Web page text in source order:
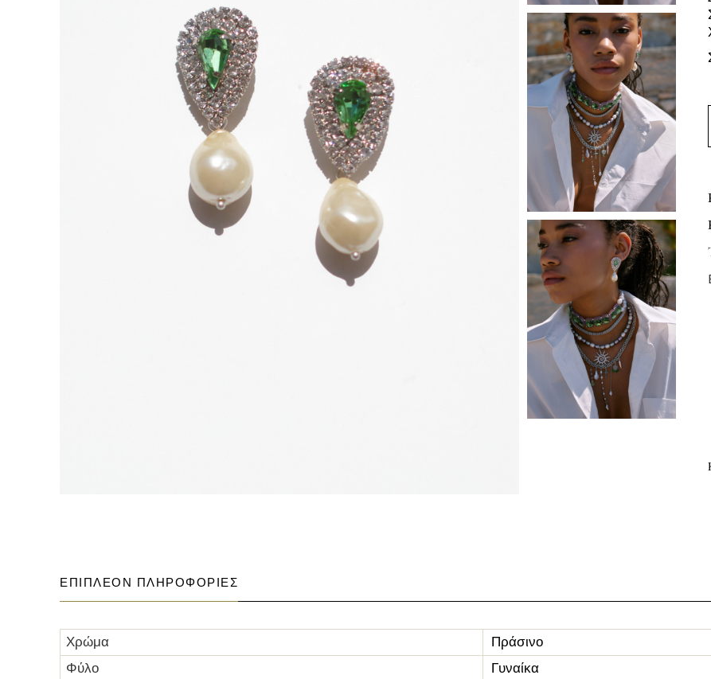
ΕΠΙΠΛΈΟΝ ΠΛΗΡΟΦΟΡΊΕΣ
Χρώμα
Πράσινο
Φύλο
Γυναίκα